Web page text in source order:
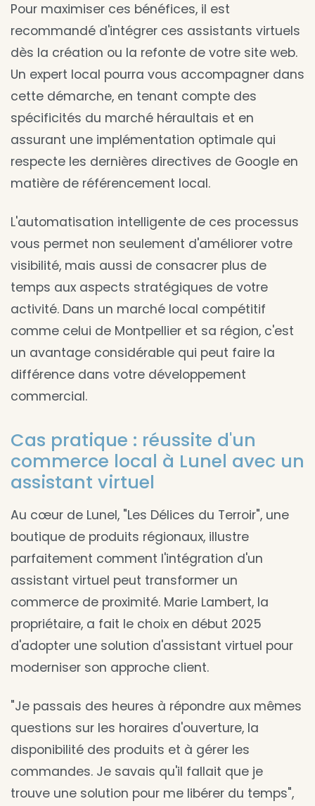
Pour maximiser ces bénéfices, il est
recommandé d'intégrer ces assistants virtuels
dès la création ou la refonte de votre site web.
Un expert local pourra vous accompagner dans
cette démarche, en tenant compte des
spécificités du marché héraultais et en
assurant une implémentation optimale qui
respecte les dernières directives de Google en
matière de référencement local.
L'automatisation intelligente de ces processus
vous permet non seulement d'améliorer votre
visibilité, mais aussi de consacrer plus de
temps aux aspects stratégiques de votre
activité. Dans un marché local compétitif
comme celui de Montpellier et sa région, c'est
un avantage considérable qui peut faire la
différence dans votre développement
commercial.
Cas pratique : réussite d'un
commerce local à Lunel avec un
assistant virtuel
Au cœur de Lunel, "Les Délices du Terroir", une
boutique de produits régionaux, illustre
parfaitement comment l'intégration d'un
assistant virtuel peut transformer un
commerce de proximité. Marie Lambert, la
propriétaire, a fait le choix en début 2025
d'adopter une solution d'assistant virtuel pour
moderniser son approche client.
"Je passais des heures à répondre aux mêmes
questions sur les horaires d'ouverture, la
disponibilité des produits et à gérer les
commandes. Je savais qu'il fallait que je
trouve une solution pour me libérer du temps",